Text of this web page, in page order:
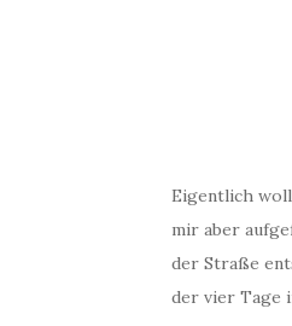
Eigentlich
mir aber
der Straße
der vier Tage